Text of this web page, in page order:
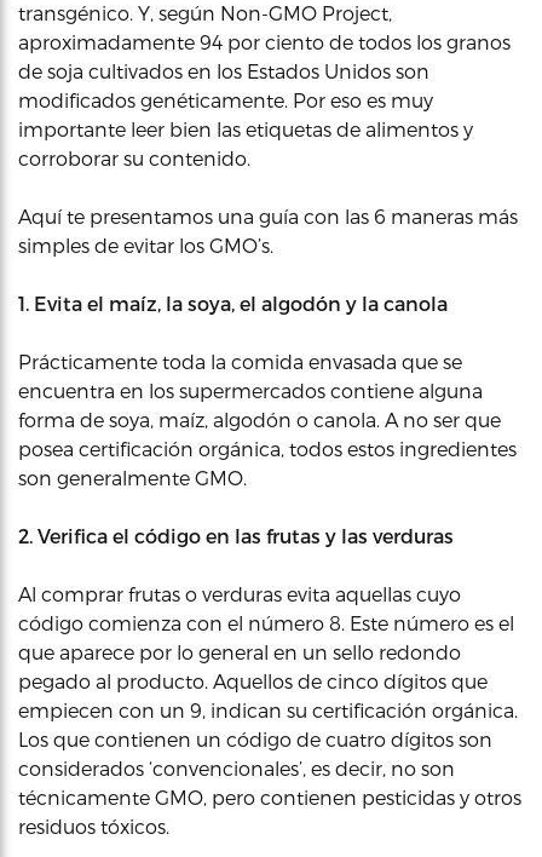
transgénico. Y, según Non-GMO Project,
aproximadamente 94 por ciento de todos los granos
de soja cultivados en los Estados Unidos son
modificados genéticamente. Por eso es muy
importante leer bien las etiquetas de alimentos y
corroborar su contenido.
Aquí te presentamos una guía con las 6 maneras más
simples de evitar los GMO’s.
1. Evita el maíz, la soya, el algodón y la canola
Prácticamente toda la comida envasada que se
encuentra en los supermercados contiene alguna
forma de soya, maíz, algodón o canola. A no ser que
posea certificación orgánica, todos estos ingredientes
son generalmente GMO.
2. Verifica el código en las frutas y las verduras
Al comprar frutas o verduras evita aquellas cuyo
código comienza con el número 8. Este número es el
que aparece por lo general en un sello redondo
pegado al producto. Aquellos de cinco dígitos que
empiecen con un 9, indican su certificación orgánica.
Los que contienen un código de cuatro dígitos son
considerados ‘convencionales’, es decir, no son
técnicamente GMO, pero contienen pesticidas y otros
residuos tóxicos.